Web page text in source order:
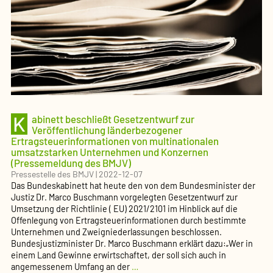
des
BMJV)
K abinett beschließt Gesetzentwurf zur
Veröffentlichung länderbezogener
Ertragsteuerinformationen von multinationalen
umsatzstarken Unternehmen und Konzernen
(Pressemeldung des BMJV)
Pressestelle des BMJV|2022-12-07
Das Bundeskabinett hat heute den von dem Bundesminister der
Justiz Dr. Marco Buschmann vorgelegten Gesetzentwurf zur
Umsetzung der Richtlinie ( EU) 2021/2101 im Hinblick auf die
Offenlegung von Ertragsteuerinformationen durch bestimmte
Unternehmen und Zweigniederlassungen beschlossen.
Bundesjustizminister Dr. Marco Buschmann erklärt dazu:„Wer in
einem Land Gewinne erwirtschaftet, der soll sich auch in
angemessenem Umfang an der …